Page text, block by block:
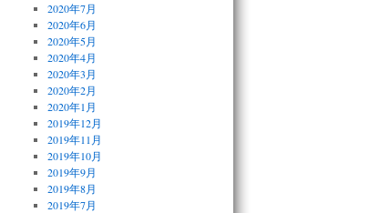
2020年7月
2020年6月
2020年5月
2020年4月
2020年3月
2020年2月
2020年1月
2019年12月
2019年11月
2019年10月
2019年9月
2019年8月
2019年7月